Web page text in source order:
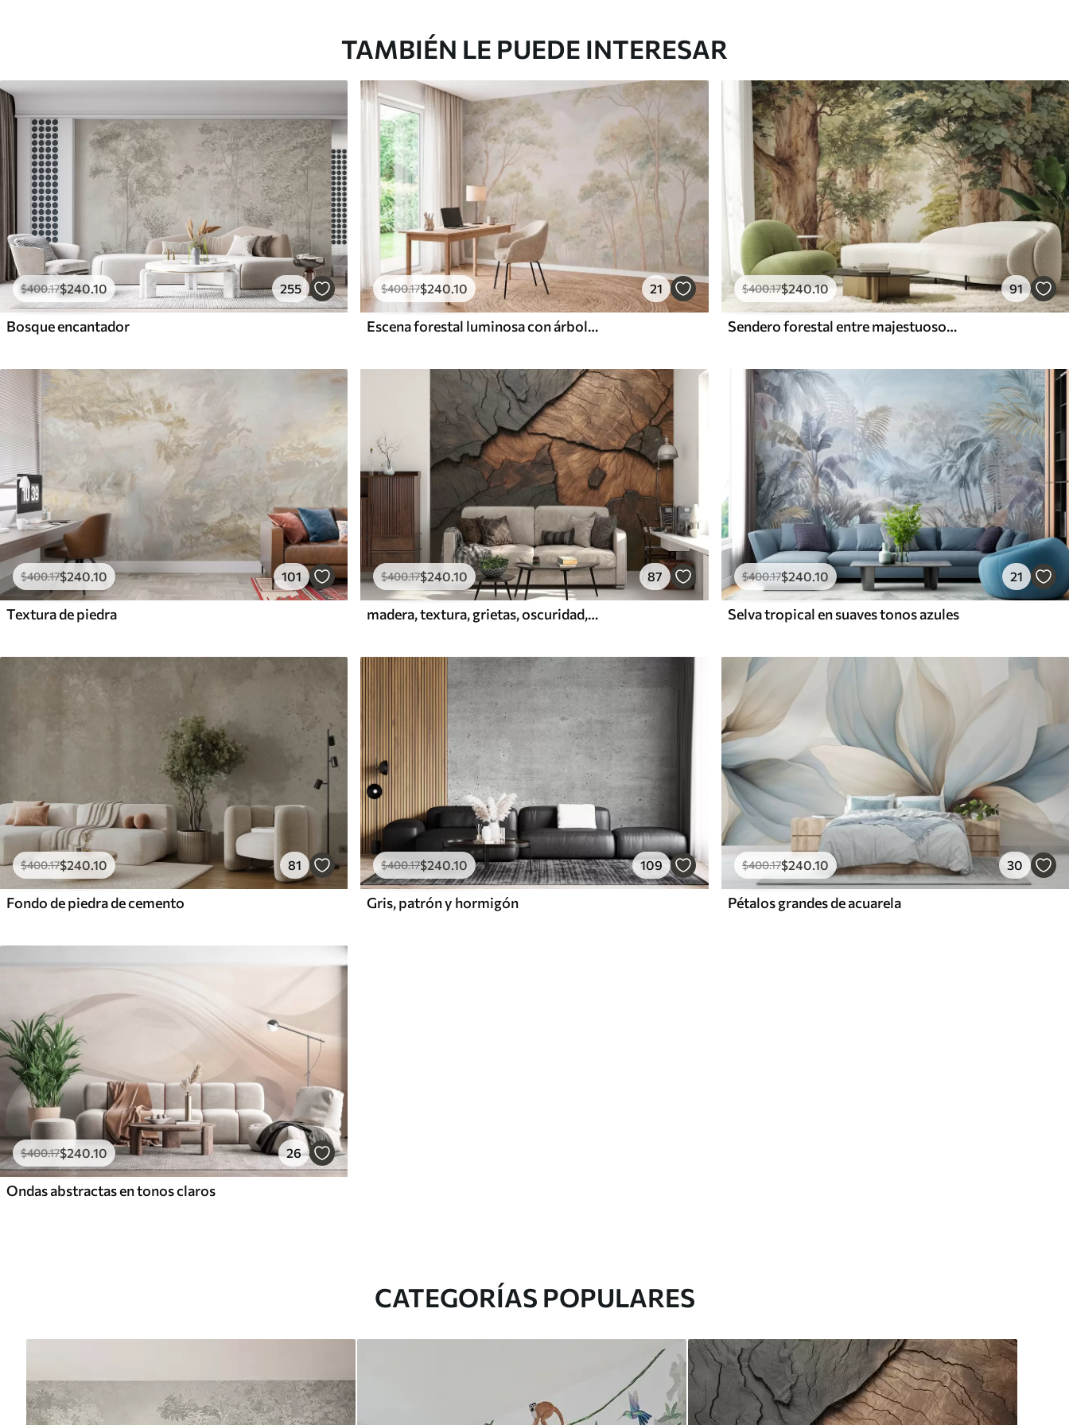
TAMBIÉN LE PUEDE INTERESAR
$400.17$240.10 255
Bosque encantador
$400.17$240 .10 21
Escena forestal luminosa con árboles altos
$400.17$240.10 91
Sendero forestal entre majestuosos árboles en estilo acuarela
$400.17$240.10 101
Textura de piedra
$400.17$240.10 87
madera, textura, grietas, oscuridad, corteza, superficie
$400.17$240.10 21
Selva tropical en suaves tonos azules
$400.17$240 .10 81
Fondo de piedra de cemento
$400.17$240 .10 109
Gris, patrón y hormigón
$400.17$240 .10 30
Pétalos grandes de acuarela
$400.17$240.10 26
Ondas abstractas en tonos claros
CATEGORÍAS POPULARES